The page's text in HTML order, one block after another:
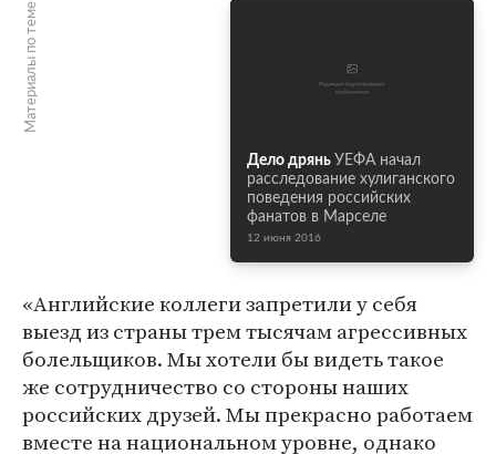
Материалы по теме
Дело дрянь УЕФА начал
расследование хулиганского
поведения российских
фанатов в Марселе
12 июня 2016
«Английские коллеги запретили у себя
выезд из страны трем тысячам агрессивных
болельщиков. Мы хотели бы видеть такое
же сотрудничество со стороны наших
российских друзей. Мы прекрасно работаем
вместе на национальном уровне, однако